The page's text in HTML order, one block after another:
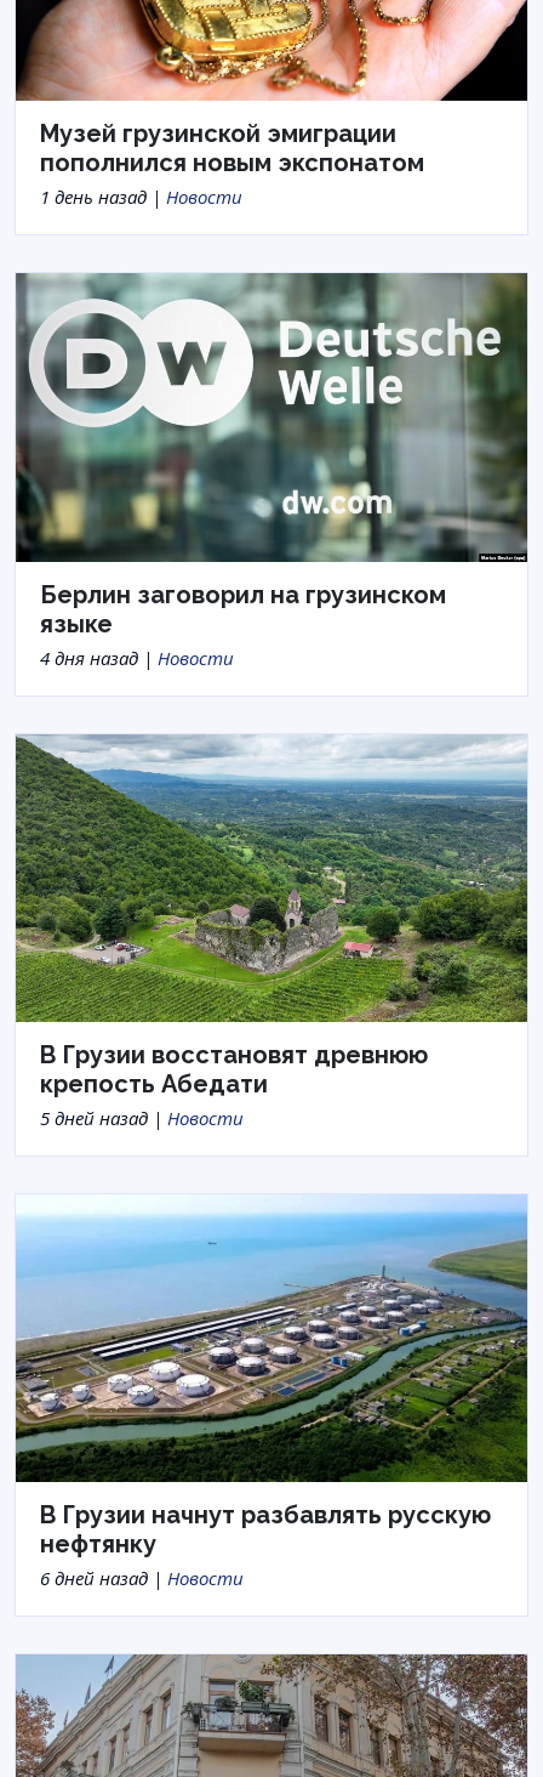
Музей грузинской эмиграции
пополнился новым экспонатом
1 день назад | Новости
Берлин заговорил на грузинском
языке
4 дня назад | Новости
В Грузии восстановят древнюю
крепость Абедати
5 дней назад | Новости
В Грузии начнут разбавлять русскую
нефтянку
6 дней назад | Новости